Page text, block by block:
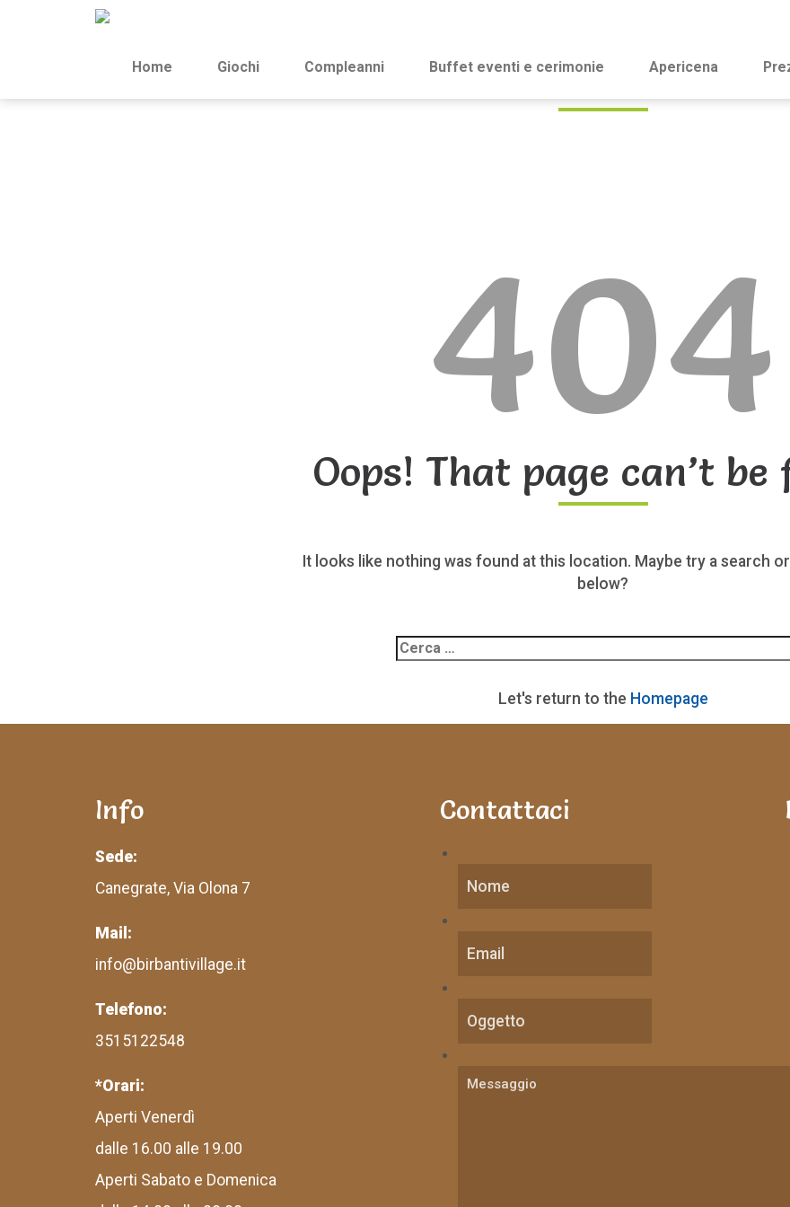
Home Giochi Compleanni Buffet eventi e cerimonie Apericena
404
Oops! That page can’t be
It looks like nothing was found at this location. Maybe try a search
below?
per:
Let's return to the Homepage
Info
Sede:
Canegrate, Via Olona 7
Mail:
info@birbantivillage.it
Telefono:
3515122548
*Orari:
Aperti Venerdì
dalle 16.00 alle 19.00
Aperti Sabato e Domenica
Contattaci